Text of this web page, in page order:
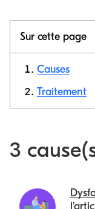
Sur cette page
Causes
Traitement
3